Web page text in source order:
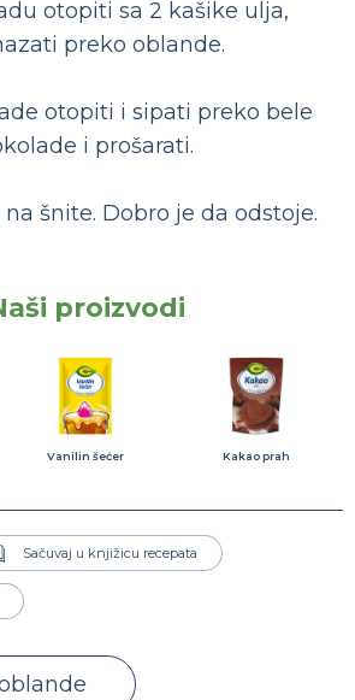
otopiti sa 2 kašike ulja,
preko oblande.
otopiti i sipati preko bele
i prošarati.
šnite. Dobro je da odstoje.
proizvodi
Vanilin šećer Kakao prah
Sačuvaj u knjižicu recepata